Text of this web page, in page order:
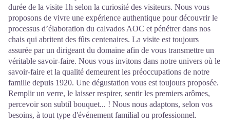
durée de la visite 1h selon la curiosité des visiteurs. Nous vous
proposons de vivre une expérience authentique pour découvrir le
processus d’élaboration du calvados AOC et pénétrer dans nos
chais qui abritent des fûts centenaires. La visite est toujours
assurée par un dirigeant du domaine afin de vous transmettre un
véritable savoir-faire. Nous vous invitons dans notre univers où le
savoir-faire et la qualité demeurent les préoccupations de notre
famille depuis 1920. Une dégustation vous est toujours proposée.
Remplir un verre, le laisser respirer, sentir les premiers arômes,
percevoir son subtil bouquet... ! Nous nous adaptons, selon vos
besoins, à tout type d'événement familial ou professionnel.